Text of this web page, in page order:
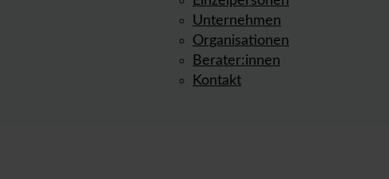
Unternehmen
Organisationen
Berater:innen
Kontakt